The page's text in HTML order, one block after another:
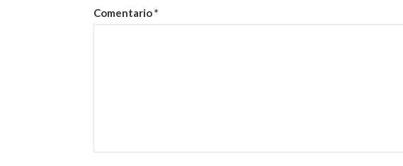
Comentario*